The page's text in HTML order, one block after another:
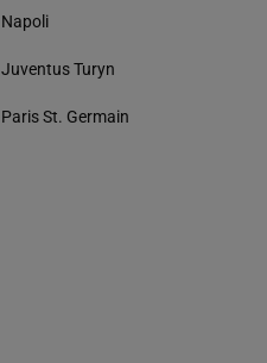
Napoli
Juventus Turyn
Paris St. Germain